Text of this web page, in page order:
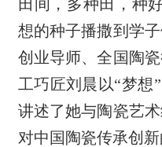
田间，多种田，种
想的种子播撒到学
创业导师、全国陶
工巧匠刘晨以“梦想
讲述了她与陶瓷艺
对中国陶瓷传承创